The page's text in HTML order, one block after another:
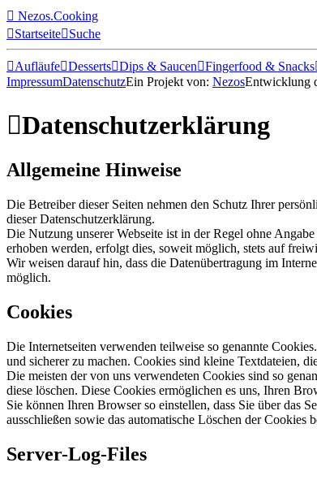
 Nezos.Cooking
StartseiteSuche
AufläufeDessertsDips & SaucenFingerfood & Snacks
ImpressumDatenschutzEin Projekt von: NezosEntwicklung
Datenschutzerklärung
Allgemeine Hinweise
Die Betreiber dieser Seiten nehmen den Schutz Ihrer
dieser Datenschutzerklärung.
Die Nutzung unserer Webseite ist in der Regel ohne
erhoben werden, erfolgt dies, soweit möglich, stets auf
Wir weisen darauf hin, dass die Datenübertragung im
möglich.
Cookies
Die Internetseiten verwenden teilweise so genannte
und sicherer zu machen. Cookies sind kleine Textdateien,
Die meisten der von uns verwendeten Cookies sind so
diese löschen. Diese Cookies ermöglichen es uns, Ihren
Sie können Ihren Browser so einstellen, dass Sie über das
ausschließen sowie das automatische Löschen der
Server-Log-Files